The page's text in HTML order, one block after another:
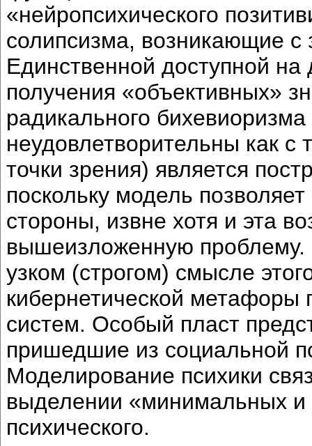
«нейропсихического
солипсизма, возникающие с
Единственной доступной
получения «объективных»
радикального
неудовлетворительны как с
точки зрения) является
поскольку модель
стороны, извне хотя и эта
вышеизложенную проблему.
узком (строгом) смысле
кибернетической метафоры
систем. Особый пласт
пришедшие из социальной
Моделирование психики
выделении «минимальных и
психического.